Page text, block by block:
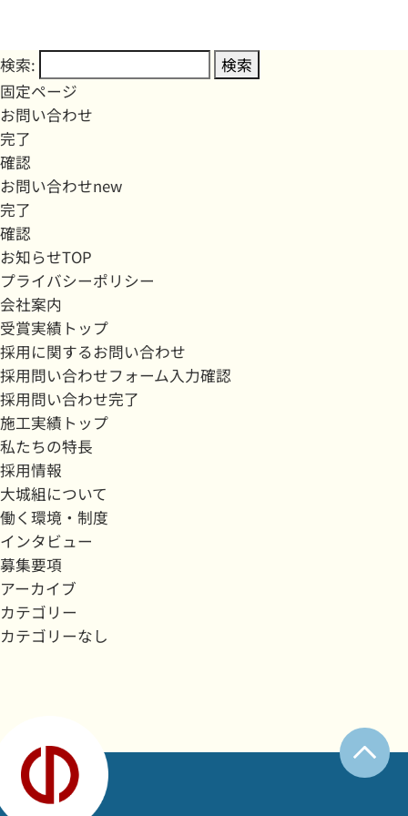
検索:
固定ページ
お問い合わせ
完了
確認
お問い合わせnew
完了
確認
お知らせTOP
プライバシーポリシー
会社案内
受賞実績トップ
採用に関するお問い合わせ
採用問い合わせフォーム入力確認
採用問い合わせ完了
施工実績トップ
私たちの特長
採用情報
大城組について
働く環境・制度
インタビュー
募集要項
アーカイブ
カテゴリー
カテゴリーなし